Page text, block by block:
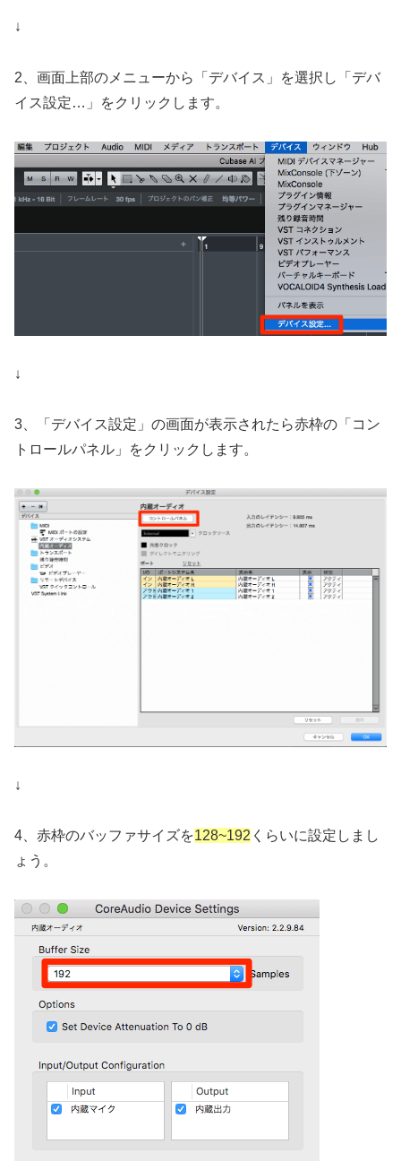
↓
2、画面上部のメニューから「デバイス」を選択し「デバ
イス設定…」をクリックします。
↓
3、「デバイス設定」の画面が表示されたら赤枠の「コン
トロールパネル」をクリックします。
↓
4、赤枠のバッファサイズを128~192 くらいに設定しまし
ょう。